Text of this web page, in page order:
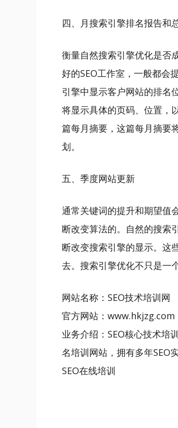
四、月搜索引擎排名报告和
衡量自然搜索引擎优化是否
好的SEO工作室，一般都会
引擎中显示客户网站的排名
将显示具体的页码、位置，
篇每月摘要，这篇每月摘要
划。
五、季度网站更新
通常关键词的提升和期望值
断改变算法的。自然的搜索
断改变搜索引擎的显示。这
去。搜索引擎优化不只是一
网站名称： SEO技术培训网
官方网站：www.hkjzg.com
业务介绍：SEO核心技术培
名培训网站，拥有多年SEO
SEO在线培训